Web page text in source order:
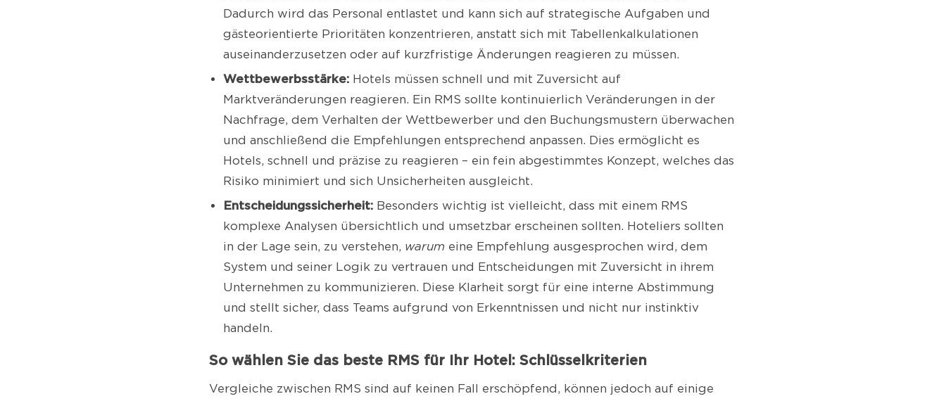
Dadurch wird das Personal entlastet und kann sich auf strategische Aufgaben und
gästeorientierte Prioritäten konzentrieren, anstatt sich mit Tabellenkalkulationen
auseinanderzusetzen oder auf kurzfristige Änderungen reagieren zu müssen.
Wettbewerbsstärke: Hotels müssen schnell und mit Zuversicht auf
Marktveränderungen reagieren. Ein RMS sollte kontinuierlich Veränderungen in der
Nachfrage, dem Verhalten der Wettbewerber und den Buchungsmustern überwachen
und anschließend die Empfehlungen entsprechend anpassen. Dies ermöglicht es
Hotels, schnell und präzise zu reagieren – ein fein abgestimmtes Konzept, welches das
Risiko minimiert und sich Unsicherheiten ausgleicht.
Entscheidungssicherheit: Besonders wichtig ist vielleicht, dass mit einem RMS
komplexe Analysen übersichtlich und umsetzbar erscheinen sollten. Hoteliers sollten
in der Lage sein, zu verstehen, warum eine Empfehlung ausgesprochen wird, dem
System und seiner Logik zu vertrauen und Entscheidungen mit Zuversicht in ihrem
Unternehmen zu kommunizieren. Diese Klarheit sorgt für eine interne Abstimmung
und stellt sicher, dass Teams aufgrund von Erkenntnissen und nicht nur instinktiv
handeln.
So wählen Sie das beste RMS für Ihr Hotel: Schlüsselkriterien
Vergleiche zwischen RMS sind auf keinen Fall erschöpfend, können jedoch auf einige